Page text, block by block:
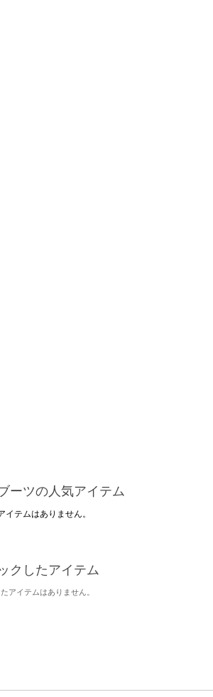
ーツの人気アイテム
イテムはありません。
クしたアイテム
アイテムはありません。